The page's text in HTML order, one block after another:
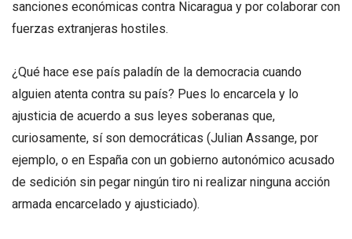
sanciones económicas contra Nicaragua y por colaborar con
fuerzas extranjeras hostiles.
¿Qué hace ese país paladín de la democracia cuando
alguien atenta contra su país? Pues lo encarcela y lo
ajusticia de acuerdo a sus leyes soberanas que,
curiosamente, sí son democráticas (Julian Assange, por
ejemplo, o en España con un gobierno autonómico acusado
de sedición sin pegar ningún tiro ni realizar ninguna acción
armada encarcelado y ajusticiado).